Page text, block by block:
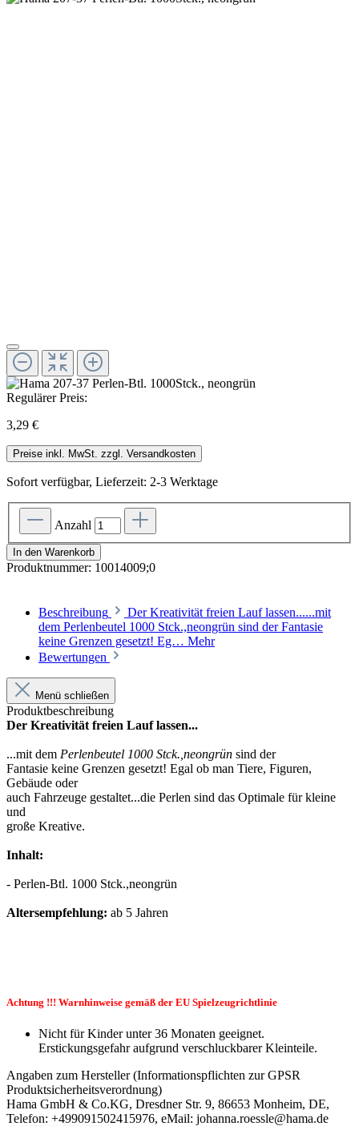
Regulärer Preis:
3,29 €
Preise inkl. MwSt. zzgl. Versandkosten
Sofort verfügbar, Lieferzeit: 2-3 Werktage
Anzahl
In den Warenkorb
Produktnummer: 10014009;0
Beschreibung
Der Kreativität freien Lauf lassen......mit
dem Perlenbeutel 1000 Stck.,neongrün sind der Fantasie
keine Grenzen gesetzt! Eg… Mehr
Bewertungen
Menü schließen
Produktbeschreibung
Der Kreativität freien Lauf lassen...
...mit dem Perlenbeutel 1000 Stck.,neongrün sind der
Fantasie keine Grenzen gesetzt! Egal ob man Tiere, Figuren,
Gebäude oder
auch Fahrzeuge gestaltet...die Perlen sind das Optimale für kleine
und
große Kreative.
Inhalt:
- Perlen-Btl. 1000 Stck.,neongrün
Altersempfehlung: ab 5 Jahren
Achtung !!! Warnhinweise gemäß der EU Spielzeugrichtlinie
Nicht für Kinder unter 36 Monaten geeignet.
Erstickungsgefahr aufgrund verschluckbarer Kleinteile.
Angaben zum Hersteller (Informationspflichten zur GPSR
Produktsicherheitsverordnung)
Hama GmbH & Co.KG, Dresdner Str. 9, 86653 Monheim, DE,
Telefon: +499091502415976, eMail: johanna.roessle@hama.de